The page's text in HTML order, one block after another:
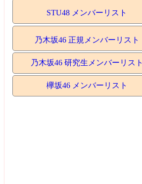
STU48 メンバーリスト
乃木坂46 正規メンバーリスト
乃木坂46 研究生メンバーリスト
欅坂46 メンバーリスト